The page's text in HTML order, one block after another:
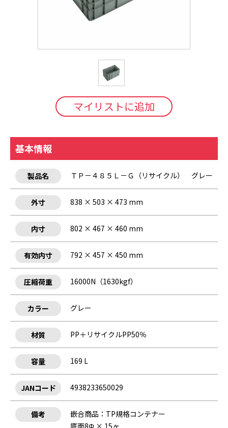
マイリストに追加
基本情報
製品名 ＴＰ－４８５Ｌ－Ｇ（リサイクル） グレー
外寸 838 × 503 × 473 mm
内寸 802 × 467 × 460 mm
有効内寸 792 × 457 × 450 mm
圧縮荷重 16000N（1630kgf）
カラー グレー
材質 PP＋リサイクルPP50％
容量 169 L
JANコード 4938233650029
備考
嵌合商品：TP規格コンテナー
底面8Φ × 15ヶ